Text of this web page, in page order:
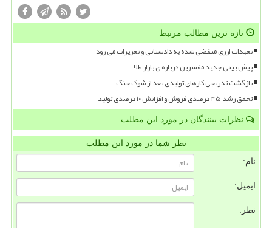
تازه ترین مطالب مرتبط
تعهدات ارزی منقضی شده به دادستانی و تعزیرات می رود
پیش بینی جدید مفسرین درباره ی بازار طلا
بازگشت تدریجی کارهای تولیدی بعد از شوک جنگ
تحقق رشد ۴۵ درصدی فروش و افزایش ۱۰ درصدی تولید
نظرات بینندگان در مورد این مطلب
نظر شما در مورد این مطلب
نام:
ایمیل:
نظر: